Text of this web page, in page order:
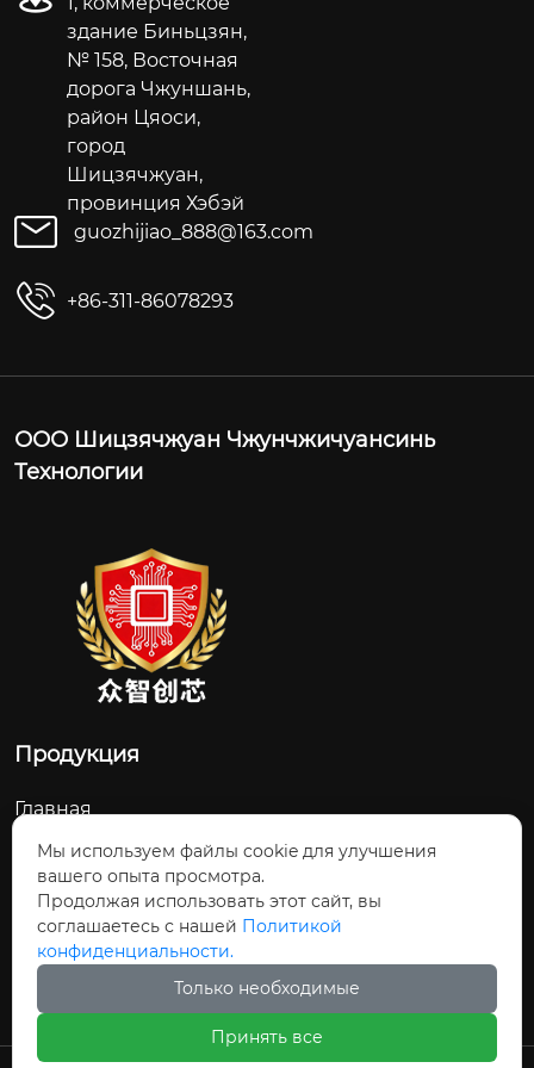
здание Биньцзян,
№ 158, Восточная
дорога Чжуншань,
район Цяоси,
город
Шицзячжуан,
провинция Хэбэй
guozhijiao_888@163.com
+86-311-86078293
ООО Шицзячжуан Чжунчжичуансинь
Технологии
Продукция
Главная
О Нас
Контакты
Новости и обновления
Продукция
Мы используем файлы cookie для улучшения
вашего опыта просмотра.
Продолжая использовать этот сайт, вы
соглашаетесь с нашей Политикой
конфиденциальности.
Только необходимые
Принять все